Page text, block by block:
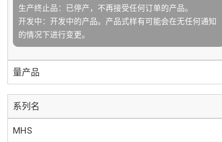
生产终止品：已停产，不再接受任何订单的产品。
开发中：开发中的产品。产品式样有可能会在无任何通知
的情况下进行变更。
量产品
系列名
MHS